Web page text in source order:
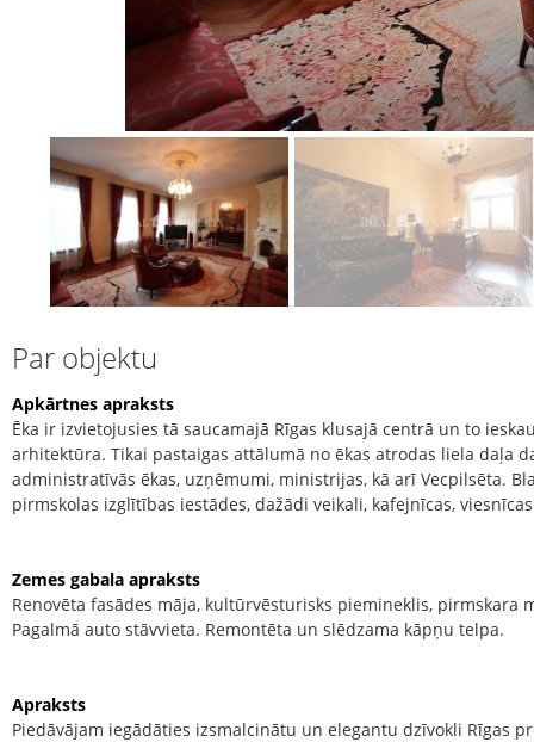
Par objektu
Apkārtnes apraksts
Ēka ir izvietojusies tā saucamajā Rīgas klusajā centrā un to
arhitektūra. Tikai pastaigas attālumā no ēkas atrodas liela daļa
administratīvās ēkas, uzņēmumi, ministrijas, kā arī Vecpilsēta.
pirmskolas izglītības iestādes, dažādi veikali, kafejnīcas,
Zemes gabala apraksts
Renovēta fasādes māja, kultūrvēsturisks piemineklis, pirmskara
Pagalmā auto stāvvieta. Remontēta un slēdzama kāpņu telpa.
Apraksts
Piedāvājam iegādāties izsmalcinātu un elegantu dzīvokli Rīgas